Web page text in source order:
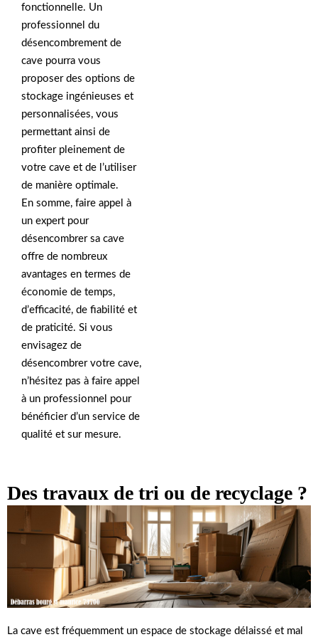
fonctionnelle. Un
professionnel du
désencombrement de
cave pourra vous
proposer des options de
stockage ingénieuses et
personnalisées, vous
permettant ainsi de
profiter pleinement de
votre cave et de l’utiliser
de manière optimale.
En somme, faire appel à
un expert pour
désencombrer sa cave
offre de nombreux
avantages en termes de
économie de temps,
d’efficacité, de fiabilité et
de praticité. Si vous
envisagez de
désencombrer votre cave,
n’hésitez pas à faire appel
à un professionnel pour
bénéficier d’un service de
qualité et sur mesure.
Des travaux de tri ou de recyclage ?
La cave est fréquemment un espace de stockage délaissé et mal